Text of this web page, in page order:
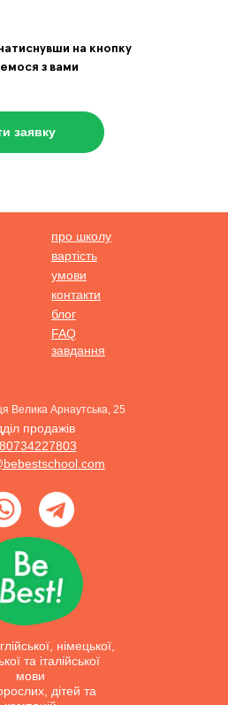
на кнопку
з вами
заявку
про школу
вартість
умови
завдання
FAQ
продажів
німецької,
та італійської
мови
дітей та
блог
контакти
Велика Арнаутська, 25